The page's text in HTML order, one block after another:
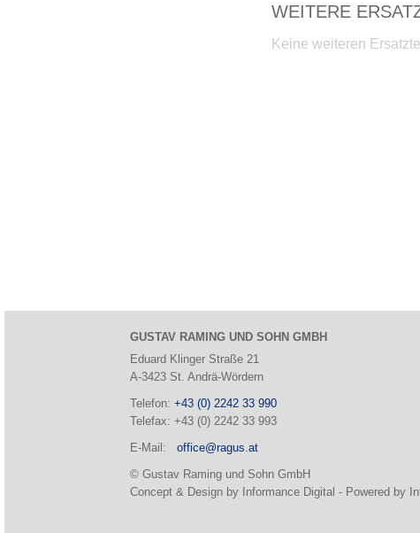
WEITERE
Keine weiteren
GUSTAV RAMING UND SOHN GMBH
Eduard Klinger Straße 21
A-3423 St. Andrä-Wördern
Telefon: +43 (0) 2242 33 990
Telefax: +43 (0) 2242 33 993
E-Mail: office@ragus.at
© Gustav Raming und Sohn GmbH
Concept & Design by Informance Digital - Powered by